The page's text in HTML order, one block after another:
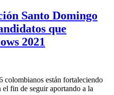
Santo Domingo
que
2021
colombianos están fortaleciendo
fin de seguir aportando a la